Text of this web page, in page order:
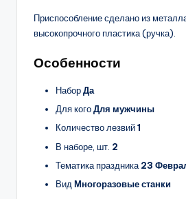
Приспособление сделано из
высокопрочного пластика (ручка).
Особенности
НаборДа
Для когоДля мужчины
Количество лезвий1
В наборе, шт. 2
Тематика праздника 23
Вид Многоразовые станки